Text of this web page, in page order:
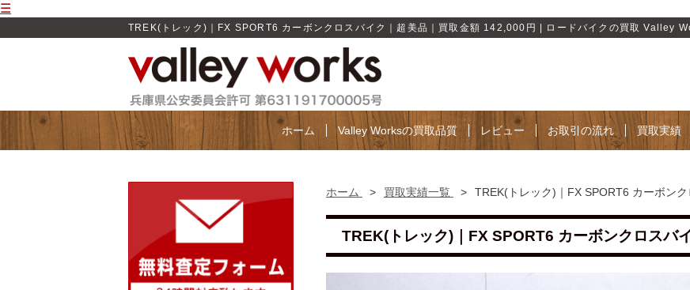
☰
TREK(トレック)｜FX SPORT6 カーボンクロスバイク｜超美品｜買取金額 142,000円 | ロードバイクの買取 Valley
ホーム Valley Worksの買取品質 レビュー お取引の流れ 買取実績
ホーム > 買取実績一覧 > TREK(トレック)｜FX SPORT6 カーボン
TREK(トレック)｜FX SPORT6 カーボンクロスバ